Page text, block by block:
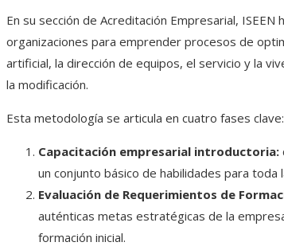
En su sección de Acreditación Empresarial,
organizaciones para emprender procesos de
artificial, la dirección de equipos, el servicio y la
la modificación.
Esta metodología se articula en cuatro fases clave:
Capacitación empresarial introductoria:
un conjunto básico de habilidades para
Evaluación de Requerimientos de
auténticas metas estratégicas de la
formación inicial.